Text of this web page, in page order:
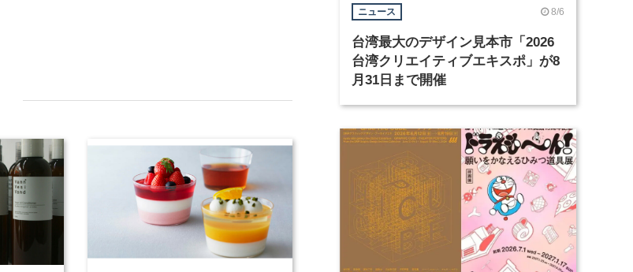
ニュース 8/6
台湾最大のデザイン見本市「2026
台湾クリエイティブエキスポ」が8
月31日まで開催